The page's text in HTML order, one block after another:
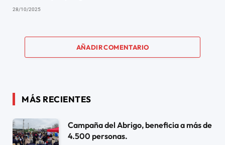
28/10/2025
AÑADIR COMENTARIO
MÁS RECIENTES
Campaña del Abrigo, beneficia a más de
4.500 personas.